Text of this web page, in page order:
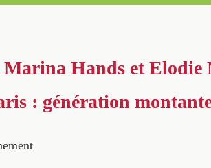
Marina Hands et Elodie
: génération